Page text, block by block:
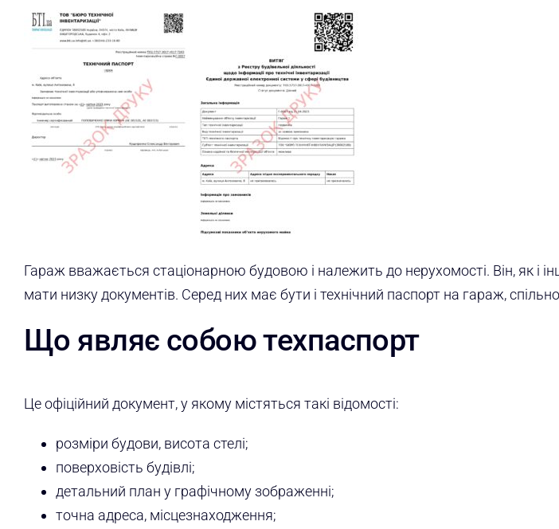
Гараж вважається стаціонарною будовою і належить до нерухомості. Він, як і
мати низку документів. Серед них має бути і технічний паспорт на гараж,
Що являє собою техпаспорт
Це офіційний документ, у якому містяться такі відомості:
розміри будови, висота стелі;
поверховість будівлі;
детальний план у графічному зображенні;
точна адреса, місцезнаходження;